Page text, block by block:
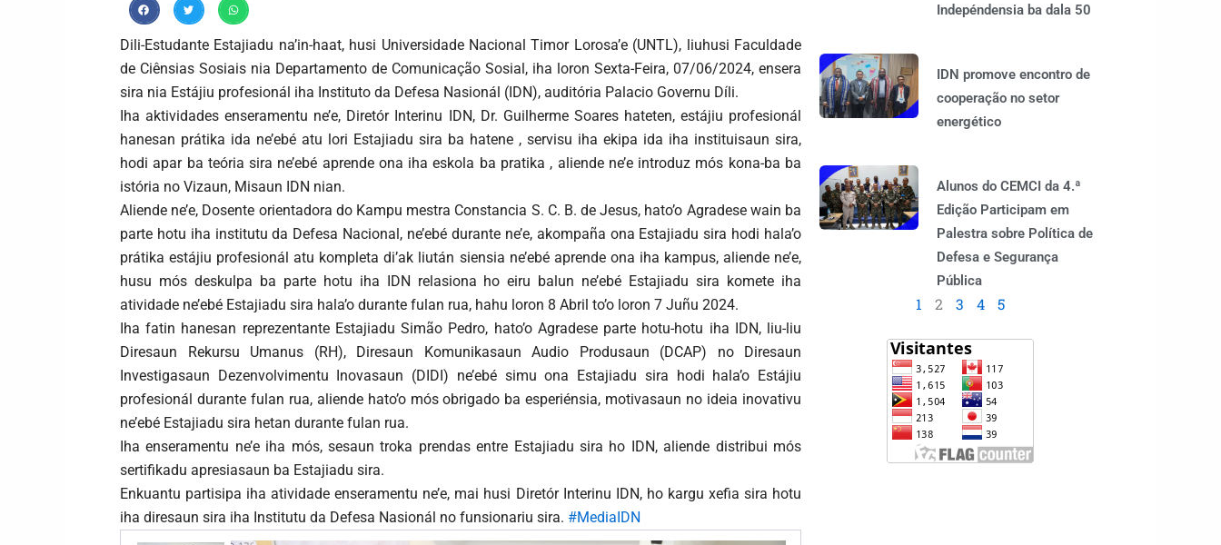
Dili-Estudante Estajiadu na’in-haat, husi Universidade Nacional Timor Lorosa’e (UNTL), liuhusi Faculdade
de Ciênsias Sosiais nia Departamento de Comunicação Sosial, iha loron Sexta-Feira, 07/06/2024, ensera
sira nia Estájiu profesionál iha Instituto da Defesa Nasionál (IDN), auditória Palacio Governu Díli.
Iha aktividades enseramentu ne’e, Diretór Interinu IDN, Dr. Guilherme Soares hateten, estájiu profesionál
hanesan prátika ida ne’ebé atu lori Estajiadu sira ba hatene , servisu iha ekipa ida iha instituisaun sira,
hodi apar ba teória sira ne’ebé aprende ona iha eskola ba pratika , aliende ne’e introduz mós kona-ba ba
istória no Vizaun, Misaun IDN nian.
Aliende ne’e, Dosente orientadora do Kampu mestra Constancia S. C. B. de Jesus, hato’o Agradese wain ba
parte hotu iha institutu da Defesa Nacional, ne’ebé durante ne’e, akompaña ona Estajiadu sira hodi hala’o
prátika estájiu profesionál atu kompleta di’ak liután siensia ne’ebé aprende ona iha kampus, aliende ne’e,
husu mós deskulpa ba parte hotu iha IDN relasiona ho eiru balun ne’ebé Estajiadu sira komete iha
atividade ne’ebé Estajiadu sira hala’o durante fulan rua, hahu loron 8 Abril to’o loron 7 Juñu 2024.
Iha fatin hanesan reprezentante Estajiadu Simão Pedro, hato’o Agradese parte hotu-hotu iha IDN, liu-liu
Diresaun Rekursu Umanus (RH), Diresaun Komunikasaun Audio Produsaun (DCAP) no Diresaun
Investigasaun Dezenvolvimentu Inovasaun (DIDI) ne’ebé simu ona Estajiadu sira hodi hala’o Estájiu
profesionál durante fulan rua, aliende hato’o mós obrigado ba esperiénsia, motivasaun no ideia inovativu
ne’ebé Estajiadu sira hetan durante fulan rua.
Iha enseramentu ne’e iha mós, sesaun troka prendas entre Estajiadu sira ho IDN, aliende distribui mós
sertifikadu apresiasaun ba Estajiadu sira.
Enkuantu partisipa iha atividade enseramentu ne’e, mai husi Diretór Interinu IDN, ho kargu xefia sira hotu
iha diresaun sira iha Institutu da Defesa Nasionál no funsionariu sira. #MediaIDN
Indepéndensia ba dala 50
IDN promove encontro de
cooperação no setor
energético
Alunos do CEMCI da 4.ª
Edição Participam em
Palestra sobre Política de
Defesa e Segurança
Pública
1 2 3 4 5